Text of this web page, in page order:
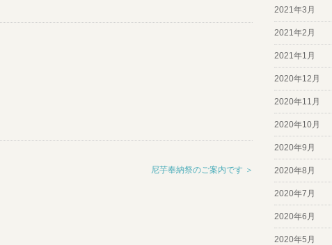
尼芋奉納祭のご案内です ＞
2021年3月
2021年2月
2021年1月
2020年12月
2020年11月
2020年10月
2020年9月
2020年8月
2020年7月
2020年6月
2020年5月